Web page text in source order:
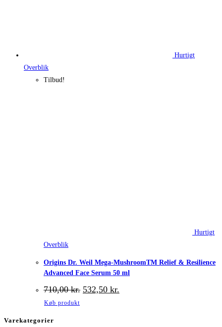
Hurtigt
Overblik
Tilbud!
Hurtigt
Overblik
Origins Dr. Weil Mega-MushroomTM Relief & Resilience
Advanced Face Serum 50 ml
710,00kr. Den
oprindelige
532,50 kr.
aktuelle
Køb produkt
Varekategorier